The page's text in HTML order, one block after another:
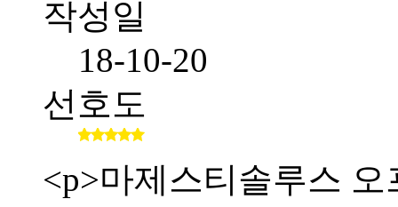
작성일
18-10-20
선호도
<p>마제스티솔루스